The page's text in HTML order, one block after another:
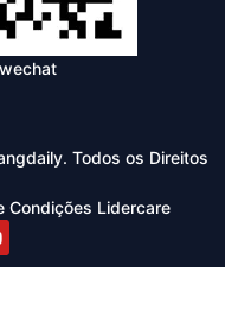
Todos os Direitos
Condições Lidercare